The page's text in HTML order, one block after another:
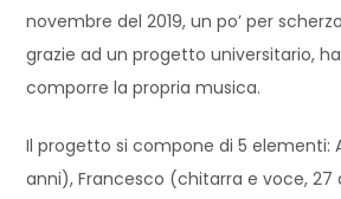
novembre del 2019, un po’ per
grazie ad un progetto universitario,
comporre la propria musica.
Il progetto si compone di 5 elementi:
anni), Francesco (chitarra e voce, 27